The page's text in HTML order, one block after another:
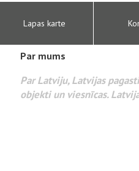
Lapas karte
Par mums
Par Latviju, Latvijas
objekti un viesnīcas.